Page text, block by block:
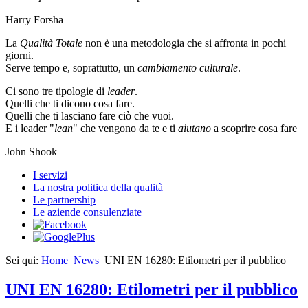
Harry Forsha
La Qualità Totale non è una metodologia che si affronta in pochi
giorni.
Serve tempo e, soprattutto, un cambiamento culturale.
Ci sono tre tipologie di leader.
Quelli che ti dicono cosa fare.
Quelli che ti lasciano fare ciò che vuoi.
E i leader "lean" che vengono da te e ti aiutano a scoprire cosa fare
John Shook
I servizi
La nostra politica della qualità
Le partnership
Le aziende consulenziate
Sei qui: Home News UNI EN 16280: Etilometri per il pubblico
UNI EN 16280: Etilometri per il pubblico